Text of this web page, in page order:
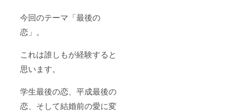
今回のテーマ「最後の
恋」。
これは誰しもが経験すると
思います。
学生最後の恋、平成最後の
恋、そして結婚前の愛に変